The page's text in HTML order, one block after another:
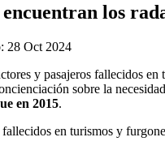
los
28 Oct 2024
y pasajeros fallecidos
sobre la
en 2015.
en turismos y